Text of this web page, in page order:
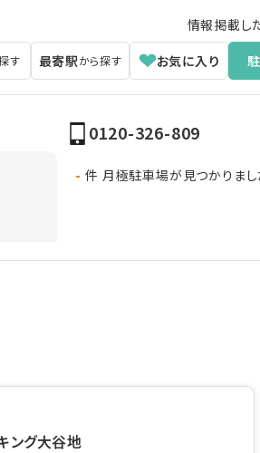
情報掲載し
す 最寄駅から探す お気に入り
0120-326-809
- 件 月極駐車場が見つかりまし
ング大谷地